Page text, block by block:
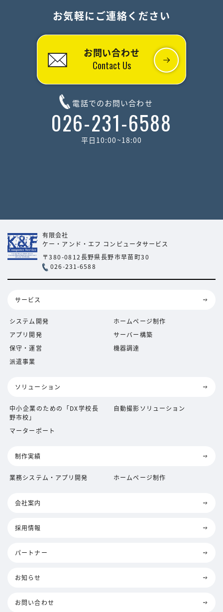
お気軽にご連絡ください
お問い合わせ
Contact Us
電話でのお問い合わせ
026-231-6588
平日10:00~18:00
有限会社
ケー・アンド・エフ コンピュータサービス
〒380-0812長野県長野市早苗町30
026-231-6588
サービス
システム開発
ホームページ制作
アプリ開発
サーバー構築
保守・運営
機器調達
派遣事業
ソリューション
中小企業のための「DX学校長
野市校」
自動撮影ソリューション
マーターポート
制作実績
業務システム・アプリ開発 ホームページ制作
会社案内
採用情報
パートナー
お知らせ
お問い合わせ